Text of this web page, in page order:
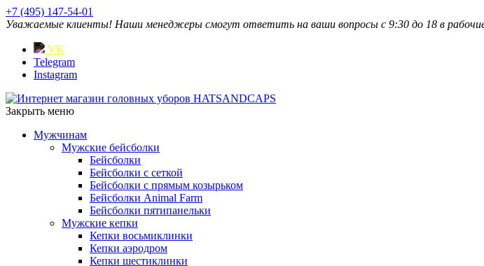
+7 (495) 147-54-01
Уважаемые клиенты! Наши менеджеры смогут ответить на ваши вопросы с 9:30 до 18 в
VK
Telegram
Instagram
Закрыть меню
Мужчинам
Мужские бейсболки
Бейсболки
Бейсболки с сеткой
Бейсболки с прямым козырьком
Бейсболки Animal Farm
Бейсболки пятипанельки
Мужские кепки
Кепки восьмиклинки
Кепки аэродром
Кепки шестиклинки